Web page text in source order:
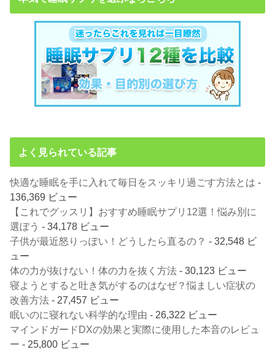
よく見られている記事
快適な睡眠を手に入れて毎日をスッキリ過ごす方法とは -
136,369 ビュー
【これでグッスリ】おすすめ睡眠サプリ12選！悩み別に
選ぼう - 34,178 ビュー
子供が最近怒りっぽい！どうしたら直るの？ - 32,548 ビ
ュー
体の力が抜けない！体の力を抜く方法 - 30,123 ビュー
寝ようとすると吐き気がするのはなぜ？悩ましい症状の
改善方法 - 27,457 ビュー
眠いのに寝れない科学的な理由 - 26,322 ビュー
マインドガードDXの効果と実際に使用した本音のレビュ
ー - 25,800 ビュー